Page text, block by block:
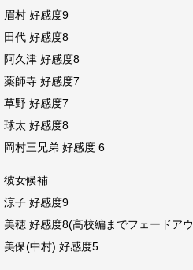
眉村 好感度9
田代 好感度8
阿久津 好感度8
薬師寺 好感度7
草野 好感度7
球太 好感度8
岡村三兄弟 好感度 6
彼女候補
涼子 好感度9
美穂 好感度8(高校編までフェードア
美保(中村) 好感度5